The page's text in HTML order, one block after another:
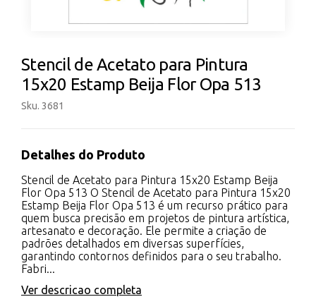
Stencil de Acetato para Pintura
15x20 Estamp Beija Flor Opa 513
Sku. 3681
Detalhes do Produto
Stencil de Acetato para Pintura 15x20 Estamp Beija
Flor Opa 513 O Stencil de Acetato para Pintura 15x20
Estamp Beija Flor Opa 513 é um recurso prático para
quem busca precisão em projetos de pintura artística,
artesanato e decoração. Ele permite a criação de
padrões detalhados em diversas superfícies,
garantindo contornos definidos para o seu trabalho.
Fabri...
Ver descricao completa